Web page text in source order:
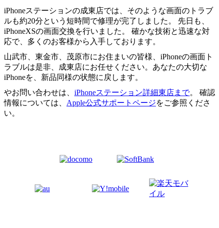
iPhoneステーションの成東店では、そのような画面のトラブ
ルも約20分という短時間で修理が完了しました。 先日も、
iPhoneXSの画面交換を行いました。 確かな技術と迅速な対
応で、多くのお客様から入手しております。
山武市、東金市、茂原市にお住まいの皆様、iPhoneの画面ト
ラブルは是非、成東店にお任せください。あなたの大切な
iPhoneを、新品同様の状態に戻します。
やお問い合わせは、 iPhoneステーション詳細東店まで。 確認
情報については、 Apple公式サポートページをご参照くださ
い。